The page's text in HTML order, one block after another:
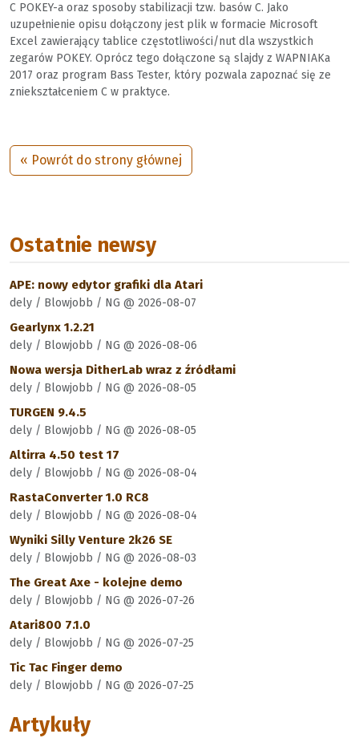
C POKEY-a oraz sposoby stabilizacji tzw. basów C. Jako
uzupełnienie opisu dołączony jest plik w formacie Microsoft
Excel zawierający tablice częstotliwości/nut dla wszystkich
zegarów POKEY. Oprócz tego dołączone są slajdy z WAPNIAKa
2017 oraz program Bass Tester, który pozwala zapoznać się ze
zniekształceniem C w praktyce.
« Powrót do strony głównej
Ostatnie newsy
APE: nowy edytor grafiki dla Atari
dely / Blowjobb / NG @ 2026-08-07
Gearlynx 1.2.21
dely / Blowjobb / NG @ 2026-08-06
Nowa wersja DitherLab wraz z źródłami
dely / Blowjobb / NG @ 2026-08-05
TURGEN 9.4.5
dely / Blowjobb / NG @ 2026-08-05
Altirra 4.50 test 17
dely / Blowjobb / NG @ 2026-08-04
RastaConverter 1.0 RC8
dely / Blowjobb / NG @ 2026-08-04
Wyniki Silly Venture 2k26 SE
dely / Blowjobb / NG @ 2026-08-03
The Great Axe - kolejne demo
dely / Blowjobb / NG @ 2026-07-26
Atari800 7.1.0
dely / Blowjobb / NG @ 2026-07-25
Tic Tac Finger demo
dely / Blowjobb / NG @ 2026-07-25
Artykuły